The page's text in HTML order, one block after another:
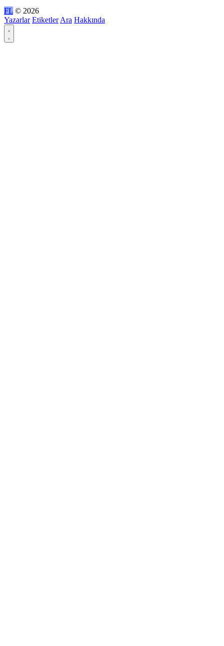
FL © 2026
Yazarlar Etiketler Ara Hakkında